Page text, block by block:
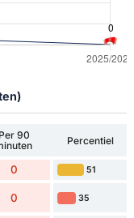
Per 90
Percentiel
0 51
0 35